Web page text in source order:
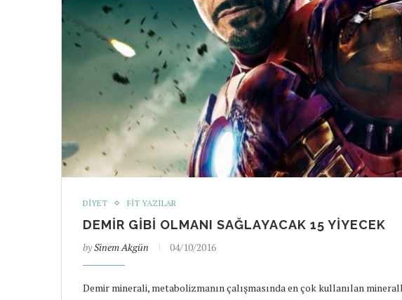
DIYET FIT YAZILAR
DEMIR GIBI OLMANI SAĞLAYACAK 15 YIYECEK
bySinem Akgün 04/10/2016
Demir minerali, metabolizmanın çalışmasında en çok kullanılan